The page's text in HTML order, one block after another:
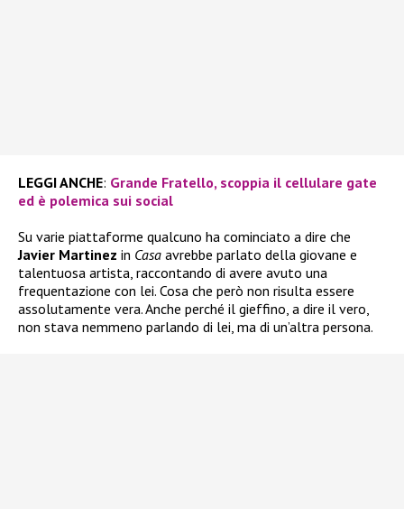
LEGGI ANCHE: Grande Fratello, scoppia il cellulare gate
ed è polemica sui social
Su varie piattaforme qualcuno ha cominciato a dire che
Javier Martinez in Casa avrebbe parlato della giovane e
talentuosa artista, raccontando di avere avuto una
frequentazione con lei. Cosa che però non risulta essere
assolutamente vera. Anche perché il gieffino, a dire il vero,
non stava nemmeno parlando di lei, ma di un’altra persona.